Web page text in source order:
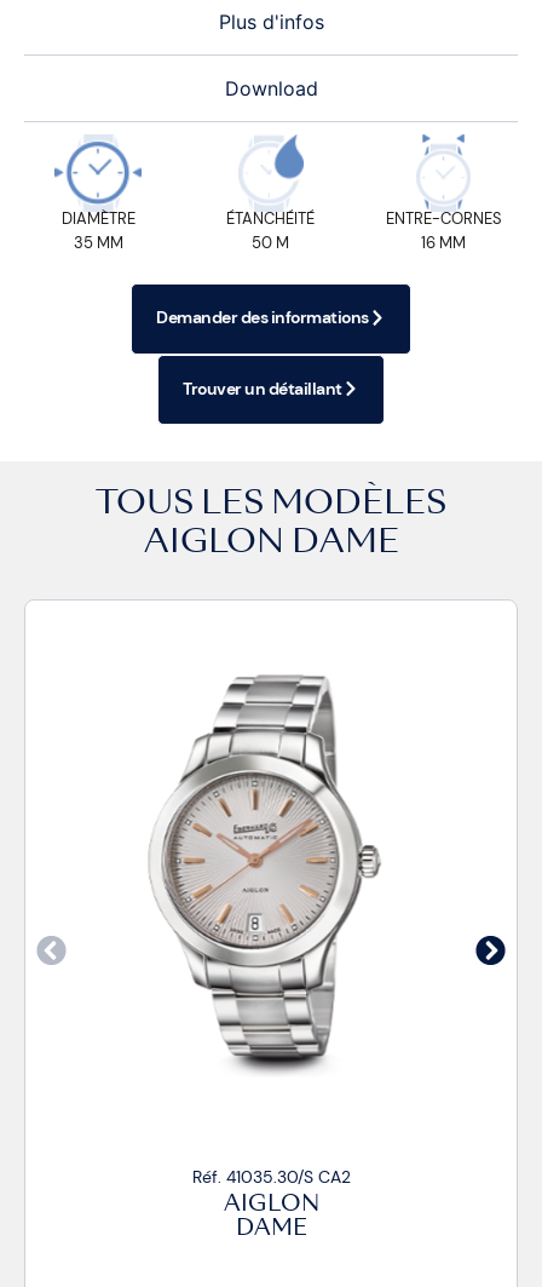
Plus d'infos
Download
DIAMÈTRE
35 MM
ÉTANCHÉITÉ
50 M
ENTRE-CORNES
16 MM
Demander des informations
Trouver un détaillant
TOUS LES MODÈLES
AIGLON DAME
Réf. 41035.30/S CA2
AIGLON
DAME